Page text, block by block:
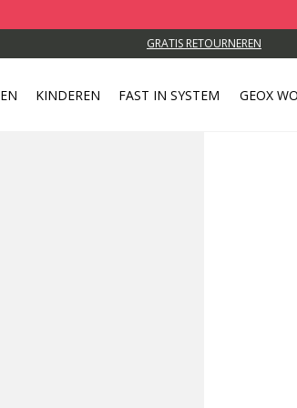
GRATIS RETOURNEREN
KINDEREN FAST IN SYSTEM GEOX